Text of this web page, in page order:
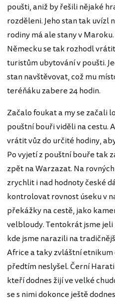
poušti, aniž by řešili nějaké
rozděleni. Jeho stan tak uvízl
rodiny má ale stany v
Německu se tak rozhodl
turistům ubytování v poušti.
stan navštěvovat, což mu
teréňáku zabere 24 hodin.
Začalo foukat a my se začali
pouštní bouři viděli na cestu.
vrátit vůz do určité hodiny,
Po vyjetí z pouštní bouře tak
zpět na Warzazat. Na
zrychlit i nad hodnoty české
kontrolovat rovnost úseku v
překážky na cestě, jako
velbloudy. Tentokrát jsme jeli
kde jsme narazili na
Africe a taky zvláštní
předtím neslyšel. Černí
kteří dodnes žijí ve velké
se s nimi dokonce ještě